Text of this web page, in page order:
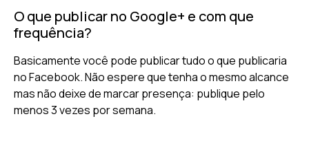
O que publicar no Google+ e com que
frequência?
Basicamente você pode publicar tudo o que publicaria
no Facebook. Não espere que tenha o mesmo alcance
mas não deixe de marcar presença: publique pelo
menos 3 vezes por semana.